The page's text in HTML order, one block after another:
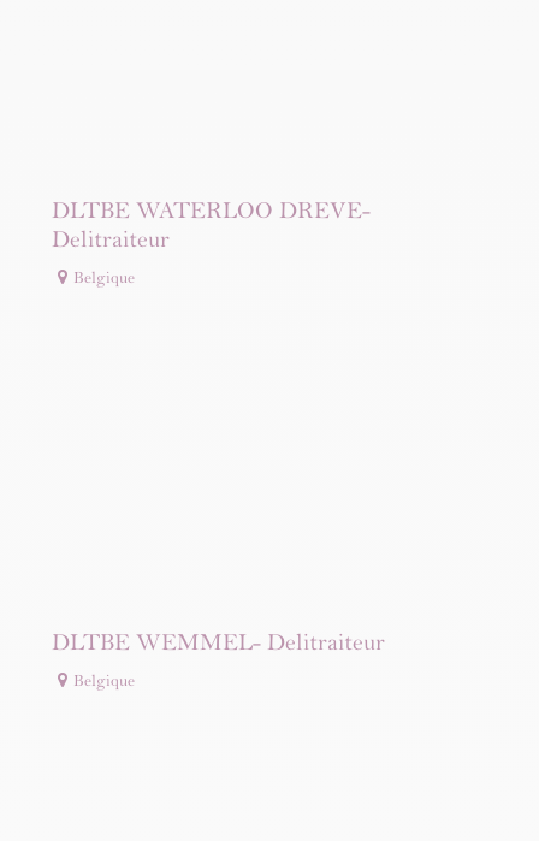
DLTBE WATERLOO DREVE-
Delitraiteur
Belgique
DLTBE WEMMEL- Delitraiteur
Belgique